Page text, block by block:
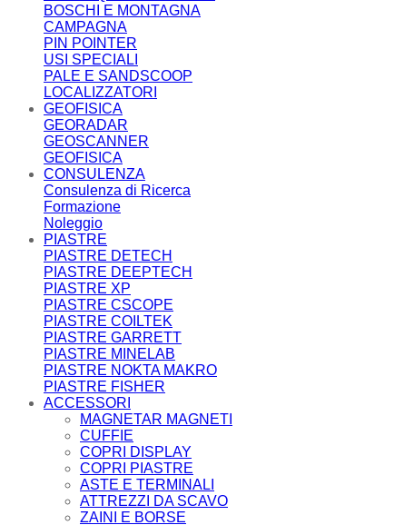
BOSCHI E MONTAGNA
CAMPAGNA
PIN POINTER
USI SPECIALI
PALE E SANDSCOOP
LOCALIZZATORI
GEOFISICA
GEORADAR
GEOSCANNER
GEOFISICA
CONSULENZA
Consulenza di Ricerca
Formazione
Noleggio
PIASTRE
PIASTRE DETECH
PIASTRE DEEPTECH
PIASTRE XP
PIASTRE CSCOPE
PIASTRE COILTEK
PIASTRE GARRETT
PIASTRE MINELAB
PIASTRE NOKTA MAKRO
PIASTRE FISHER
ACCESSORI
MAGNETAR MAGNETI
CUFFIE
COPRI DISPLAY
COPRI PIASTRE
ASTE E TERMINALI
ATTREZZI DA SCAVO
ZAINI E BORSE